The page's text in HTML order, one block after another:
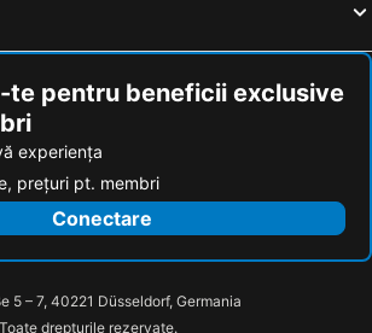
te pentru beneficii exclusive
experiența
prețuri pt. membri
Conectare
5 – 7, 40221 Düsseldorf, Germania
drepturile rezervate.